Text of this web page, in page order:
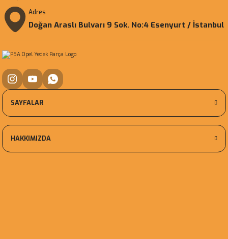
Adres
Doğan Araslı Bulvarı 9 Sok. No:4 Esenyurt / İstanbul
SAYFALAR
HAKKIMIZDA